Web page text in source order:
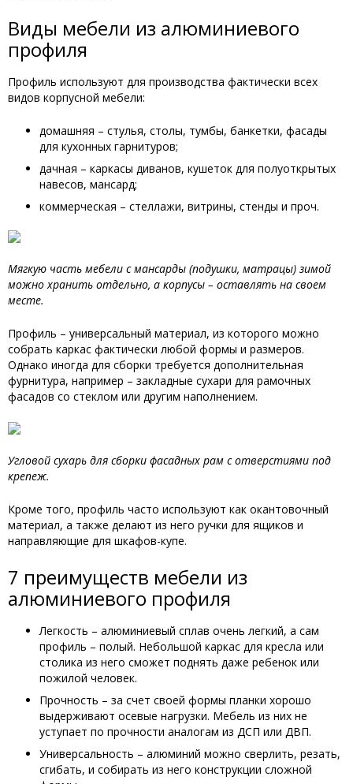
Виды мебели из алюминиевого
профиля
Профиль используют для производства фактически всех
видов корпусной мебели:
домашняя – стулья, столы, тумбы, банкетки, фасады
для кухонных гарнитуров;
дачная – каркасы диванов, кушеток для полуоткрытых
навесов, мансард;
коммерческая – стеллажи, витрины, стенды и проч.
Мягкую часть мебели с мансарды (подушки, матрацы) зимой
можно хранить отдельно, а корпусы – оставлять на своем
месте.
Профиль – универсальный материал, из которого можно
собрать каркас фактически любой формы и размеров.
Однако иногда для сборки требуется дополнительная
фурнитура, например – закладные сухари для рамочных
фасадов со стеклом или другим наполнением.
Угловой сухарь для сборки фасадных рам с отверстиями под
крепеж.
Кроме того, профиль часто используют как окантовочный
материал, а также делают из него ручки для ящиков и
направляющие для шкафов-купе.
7 преимуществ мебели из
алюминиевого профиля
Легкость – алюминиевый сплав очень легкий, а сам
профиль – полый. Небольшой каркас для кресла или
столика из него сможет поднять даже ребенок или
пожилой человек.
Прочность – за счет своей формы планки хорошо
выдерживают осевые нагрузки. Мебель из них не
уступает по прочности аналогам из ДСП или ДВП.
Универсальность – алюминий можно сверлить, резать,
сгибать, и собирать из него конструкции сложной